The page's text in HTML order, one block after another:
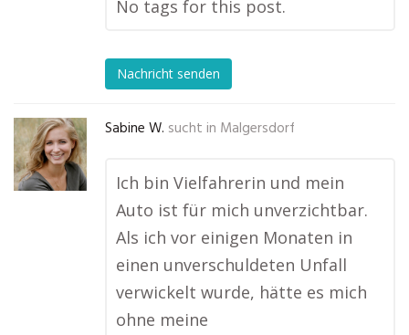
No tags for this post.
Nachricht senden
Sabine W. sucht in Malgersdorf
Ich bin Vielfahrerin und mein
Auto ist für mich unverzichtbar.
Als ich vor einigen Monaten in
einen unverschuldeten Unfall
verwickelt wurde, hätte es mich
ohne meine